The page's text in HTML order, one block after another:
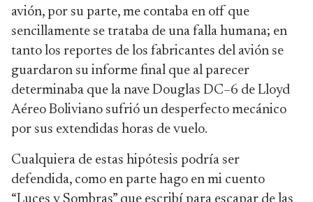
avión, por su parte, me contaba en off que
sencillamente se trataba de una falla humana; en
tanto los reportes de los fabricantes del avión se
guardaron su informe final que al parecer
determinaba que la nave Douglas DC–6 de Lloyd
Aéreo Boliviano sufrió un desperfecto mecánico
por sus extendidas horas de vuelo.
Cualquiera de estas hipótesis podría ser
defendida, como en parte hago en mi cuento
“Luces y Sombras” que escribí para escapar de las